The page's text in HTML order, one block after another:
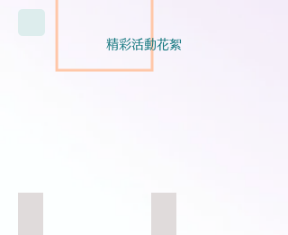
​精彩活動花絮